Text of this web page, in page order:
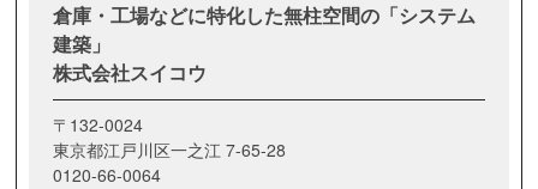
倉庫・工場などに特化した無柱空間の「システム
建築」
株式会社スイコウ
〒132-0024
東京都江戸川区一之江 7-65-28
0120-66-0064